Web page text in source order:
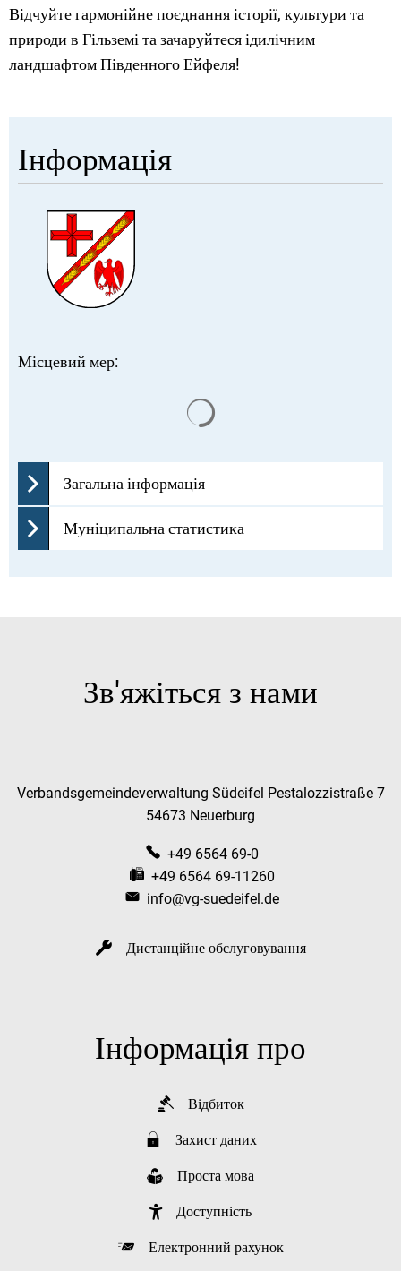
Відчуйте гармонійне поєднання історії, культури та
природи в Гільземі та зачаруйтеся ідилічним
ландшафтом Південного Ейфеля!
Інформація
Місцевий мер:
Загальна інформація
Муніципальна статистика
Зв'яжіться з нами
Verbandsgemeindeverwaltung Südeifel Pestalozzistraße 7
54673 Neuerburg
+49 6564 69-0
+49 6564 69-11260
info@vg-suedeifel.de
Дистанційне обслуговування
Інформація про
Відбиток
Захист даних
Проста мова
Доступність
Електронний рахунок